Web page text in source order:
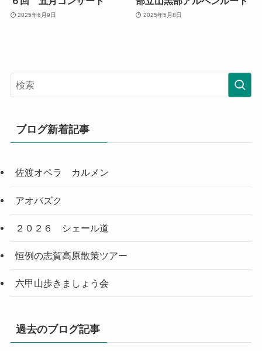
2025年6月9日 2025年5月8日
ブログ新着記事
佐渡オペラ カルメン
アオバズク
２０２６ シェール道
恒例の志賀高原散策ツアー
六甲山歩きましょう会
過去のブログ記事